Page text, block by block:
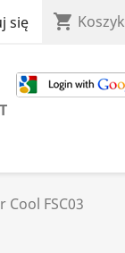
się shopping_cart Koszyk
FSC03